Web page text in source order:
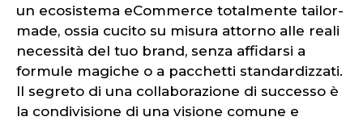
un ecosistema eCommerce totalmente tailor-
made, ossia cucito su misura attorno alle reali
necessità del tuo brand, senza affidarsi a
formule magiche o a pacchetti standardizzati.
Il segreto di una collaborazione di successo è
la condivisione di una visione comune e